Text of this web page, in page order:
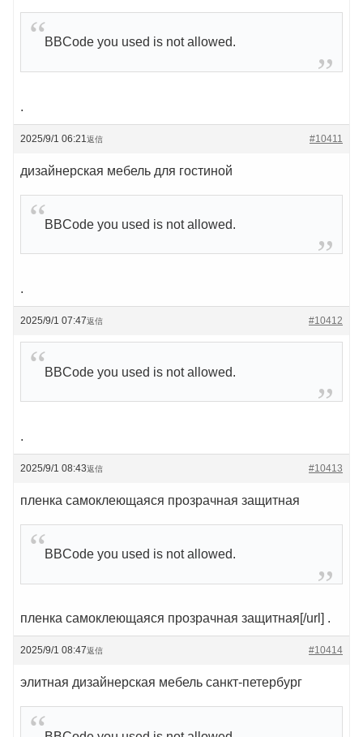
BBCode you used is not allowed.
.
2025/9/1 06:21 #10411
返信
дизайнерская мебель для гостиной
BBCode you used is not allowed.
.
2025/9/1 07:47 #10412
返信
BBCode you used is not allowed.
.
2025/9/1 08:43 #10413
返信
пленка самоклеющаяся прозрачная защитная
BBCode you used is not allowed.
пленка самоклеющаяся прозрачная защитная[/url] .
2025/9/1 08:47 #10414
返信
элитная дизайнерская мебель санкт-петербург